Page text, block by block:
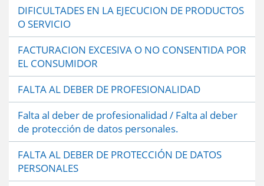
DIFICULTADES EN LA EJECUCION DE PRODUCTOS
O SERVICIO
FACTURACION EXCESIVA O NO CONSENTIDA POR
EL CONSUMIDOR
FALTA AL DEBER DE PROFESIONALIDAD
Falta al deber de profesionalidad / Falta al deber
de protección de datos personales.
FALTA AL DEBER DE PROTECCIÓN DE DATOS
PERSONALES